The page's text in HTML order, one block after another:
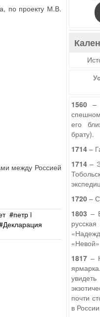
по проекту М.В.
между Россией
петр i
Декларация
1560–
его
брату).
1714–
1714–
1720–
1803 –
1817–
почти
в